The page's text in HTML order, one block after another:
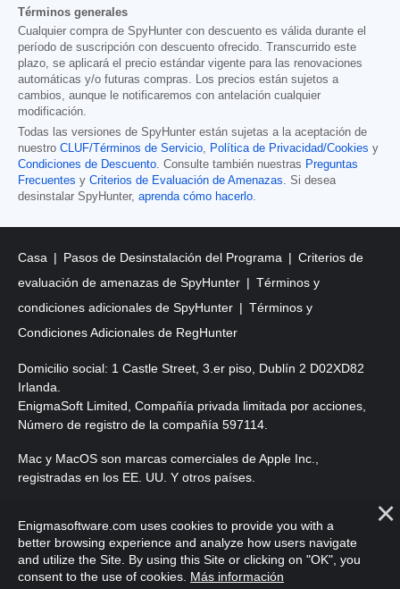
Términos generales
Cualquier compra de SpyHunter con descuento es válida durante el
período de suscripción con descuento ofrecido. Transcurrido este
plazo, se aplicará el precio estándar vigente para las renovaciones
automáticas y/o futuras compras. Los precios están sujetos a
cambios, aunque le notificaremos con antelación cualquier
modificación.
Todas las versiones de SpyHunter están sujetas a la aceptación de
nuestro CLUF/Términos de Servicio Política de Privacidad/Cookies y
Condiciones de Descuento . Consulte también nuestras Preguntas
Frecuentes y Criterios de Evaluación de Amenazas . Si desea
desinstalar SpyHunter, aprenda cómo hacerlo
Casa Pasos de Desinstalación del Programa
Criterios de
evaluación de amenazas de SpyHunter
Términos y
condiciones adicionales de SpyHunter
Términos y
Condiciones Adicionales de RegHunter
Domicilio social: 1 Castle Street, 3.er piso, Dublín 2 D02XD82
Irlanda.
EnigmaSoft Limited, Compañía privada limitada por acciones,
Número de registro de la compañía 597114.
Mac y MacOS son marcas comerciales de Apple Inc.,
registradas en los EE. UU. Y otros países.
reservados.
Enigmasoftware.com uses cookies to provide you with a
better browsing experience and analyze how users navigate
and utilize the Site. By using this Site or clicking on "OK", you
consent to the use of cookies. Más información